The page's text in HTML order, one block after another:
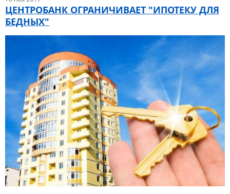
ЦЕНТРОБАНК ОГРАНИЧИВАЕТ "ИПОТЕКУ ДЛЯ
БЕДНЫХ"